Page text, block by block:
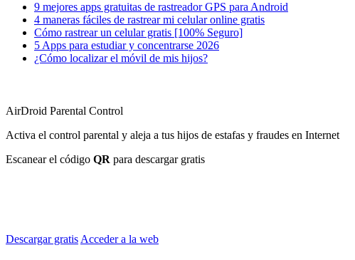
9 mejores apps gratuitas de rastreador GPS para Android
4 maneras fáciles de rastrear mi celular online gratis
Cómo rastrear un celular gratis [100% Seguro]
5 Apps para estudiar y concentrarse 2026
¿Cómo localizar el móvil de mis hijos?
AirDroid Parental Control
Activa el control parental y aleja a tus hijos de estafas y fraudes en Internet
Escanear el código QR para descargar gratis
Descargar gratisAcceder a la web